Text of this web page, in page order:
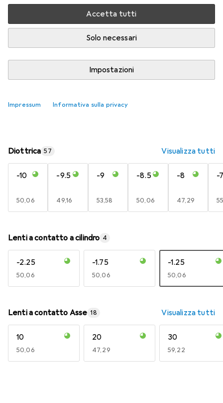
Accetta tutti
Solo necessari
Impostazioni
Impressum Informativa sulla privacy
Consegna tra lun, 17/8 e mer, 19/8
Più di 10 pezzi in stock presso il fornitore
Aggiungi al carrello
Diottrica 57 Visualizza tutti
-10
EUR
50,06
-9.5
EUR
49,16
-9
EUR
53,58
-8.5
EUR
50,06
-8
EUR
47,29
-
Lenti a contatto a cilindro 4
-2.25
EUR
50,06
-1.75
EUR
50,06
-1.25
EUR
50,06
Lenti a contatto Asse 18 Visualizza tutti
10
EUR
50,06
20
EUR
47,29
30
EUR
59,22